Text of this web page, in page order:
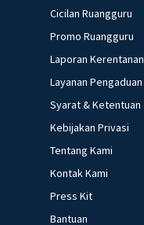
Cicilan Ruangguru
Promo Ruangguru
Laporan Kerentanan
Layanan Pengaduan
Syarat & Ketentuan
Kebijakan Privasi
Tentang Kami
Kontak Kami
Press Kit
Bantuan